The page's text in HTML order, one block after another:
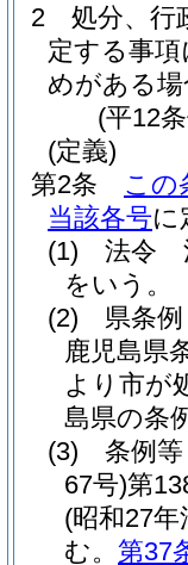
2
処分、行
定する事
めがある
(平12
(定義)
第2条
この
当該各号に
(1)
法令
をいう。
(2)
県条
鹿児島県
より市が
島県の条
(3)
条例
67号)第
(昭和27
む。 第37